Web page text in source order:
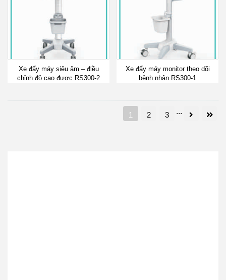
Xe đẩy máy siêu âm – điều
chỉnh độ cao được RS300-2
Xe đẩy máy monitor theo dõi
bệnh nhân RS300-1
1 2 3 ...